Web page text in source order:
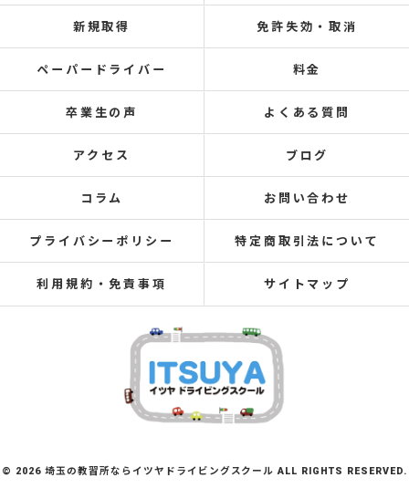
新規取得 免許失効・取消
ペーパードライバー 料金
卒業生の声 よくある質問
アクセス ブログ
コラム お問い合わせ
プライバシーポリシー 特定商取引法について
利用規約・免責事項 サイトマップ
© 2026 埼玉の教習所ならイツヤドライビングスクール ALL RIGHTS RESERVED.